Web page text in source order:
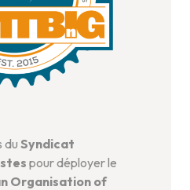
du Syndicat
pour déployer le
Organisation of